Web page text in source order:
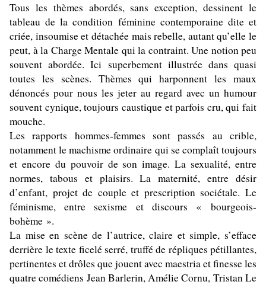
Tous les thèmes abordés, sans exception, dessinent le
tableau de la condition féminine contemporaine dite et
criée, insoumise et détachée mais rebelle, autant qu’elle le
peut, à la Charge Mentale qui la contraint. Une notion peu
souvent abordée. Ici superbement illustrée dans quasi
toutes les scènes. Thèmes qui harponnent les maux
dénoncés pour nous les jeter au regard avec un humour
souvent cynique, toujours caustique et parfois cru, qui fait
mouche.
Les rapports hommes-femmes sont passés au crible,
notamment le machisme ordinaire qui se complaît toujours
et encore du pouvoir de son image. La sexualité, entre
normes, tabous et plaisirs. La maternité, entre désir
d’enfant, projet de couple et prescription sociétale. Le
féminisme, entre sexisme et discours « bourgeois-
bohème ».
La mise en scène de l’autrice, claire et simple, s’efface
derrière le texte ficelé serré, truffé de répliques pétillantes,
pertinentes et drôles que jouent avec maestria et finesse les
quatre comédiens Jean Barlerin, Amélie Cornu, Tristan Le